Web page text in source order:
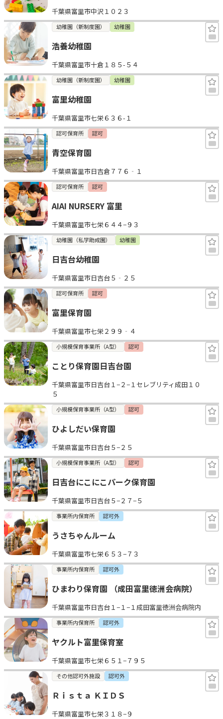
千葉県富里市中沢１０２３
幼稚園（新制度園） 幼稚園
浩養幼稚園
千葉県富里市十倉１８５-５４
幼稚園（新制度園） 幼稚園
富里幼稚園
千葉県富里市七栄６３６-１
認可保育所 認可
青空保育園
千葉県富里市日吉倉７７６‐１
認可保育所 認可
AIAI NURSERY 富里
千葉県富里市七栄６４４−９３
幼稚園（私学助成園） 幼稚園
日吉台幼稚園
千葉県富里市日吉台５‐２５
認可保育所 認可
富里保育園
千葉県富里市七栄２９９‐４
小規模保育事業所（A型） 認可
ことり保育園日吉台園
千葉県富里市日吉台１−２−１セレブリティ成田１０
５
小規模保育事業所（A型） 認可
ひよしだい保育園
千葉県富里市日吉台５−２５
小規模保育事業所（A型） 認可
日吉台にこにこパーク保育園
千葉県富里市日吉台５−２７−５
事業所内保育所 認可外
うさちゃんルーム
千葉県富里市七栄６５３−７３
事業所内保育所 認可外
ひまわり保育園 （成田富里徳洲会病院）
千葉県富里市日吉台１−１−１成田富里徳洲会病院内
事業所内保育所 認可外
ヤクルト富里保育室
千葉県富里市七栄６５１−７９５
その他認可外施設 認可外
Ｒｉｓｔａ ＫＩＤＳ
千葉県富里市七栄３１８−９